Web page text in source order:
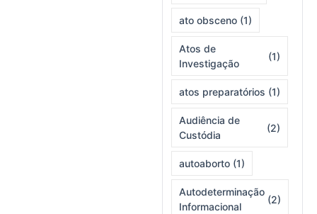
ato obsceno (1)
Atos de
Investigação
(1)
atos preparatórios (1)
Audiência de
Custódia
(2)
autoaborto (1)
Autodeterminação
Informacional
(2)